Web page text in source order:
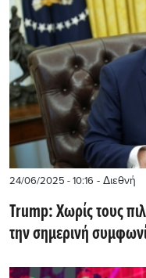
24/06/2025 - 10:16 - Διεθνή
Trump: Χωρίς τους
την σημερινή